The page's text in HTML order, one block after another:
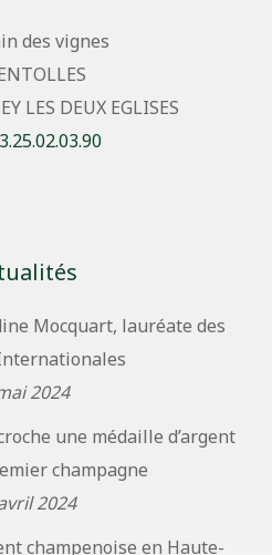
des vignes
LES DEUX EGLISES
Mocquart, lauréate des
2024
une médaille d’argent
champagne
2024
champenoise en Haute-